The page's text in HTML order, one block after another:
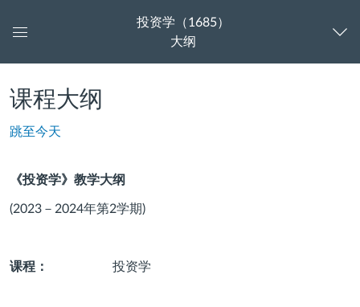
制
板
投资学（1685）
大纲
课程大纲
跳至今天
《投资学》教学大纲
(2023 － 2024年第2学期)
课程： 投资学